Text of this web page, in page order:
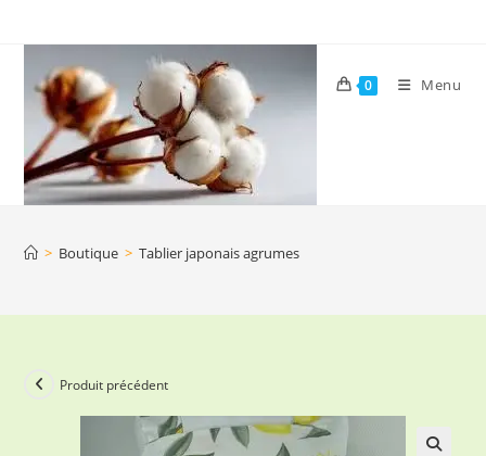
content
0 Menu
> Boutique > Tablier japonais agrumes
Produit précédent